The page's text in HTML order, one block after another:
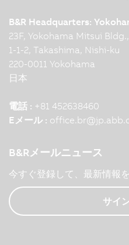
B&R Headquarters:
23F, Yokohama Mitsui Bldg.,
1-1-2, Takashima, Nishi-ku
220-0011 Yokohama
日本
電話 : +81 452638460
Eメール : office.br@
B&Rメールニュース
今すぐ登録して、最新情報
サイ